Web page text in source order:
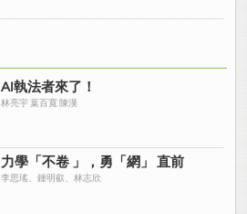
AI執法者來了！
林亮宇 葉百寬 陳漢
力學「不卷 」，勇「網」 直前
李思瑤、鍾明叡、林志欣